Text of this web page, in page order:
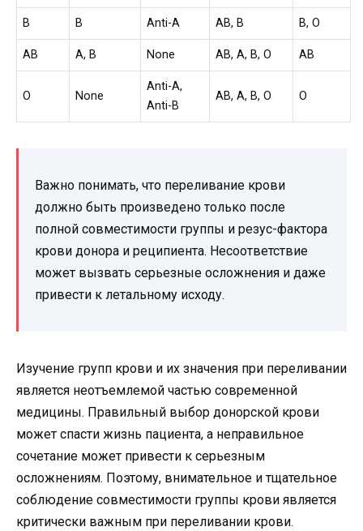
B B Anti-A AB, B B, O
AB A, B None AB, A, B, O AB
O None
Anti-A,
Anti-B
AB, A, B, O O
Важно понимать, что переливание крови
должно быть произведено только после
полной совместимости группы и резус-фактора
крови донора и реципиента. Несоответствие
может вызвать серьезные осложнения и даже
привести к летальному исходу.
Изучение групп крови и их значения при переливании
является неотъемлемой частью современной
медицины. Правильный выбор донорской крови
может спасти жизнь пациента, а неправильное
сочетание может привести к серьезным
осложнениям. Поэтому, внимательное и тщательное
соблюдение совместимости группы крови является
критически важным при переливании крови.